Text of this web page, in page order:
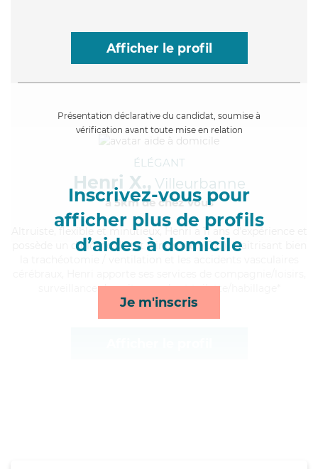
Afficher le profil
Présentation déclarative du candidat, soumise à
vérification avant toute mise en relation
Inscrivez-vous pour
afficher plus de profils
d’aides à domicile
Je m'inscris
ÉLÉGANT
Henri X., Villeurbanne
à 5km de chez Vous
, flexible et minutieux, Henri a 11 ans d'expérience et
possède un diplôme d'Etat d'infirmier (DEI). Maitrisant bien
surveillance de nuit, rappels et toilette/habillage*